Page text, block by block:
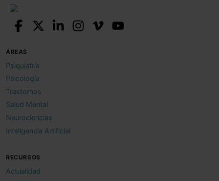
ÁREAS
Psiquiatría
Psicología
Trastornos
Salud Mental
Neurociencias
Inteligencia Artificial
RECURSOS
Actualidad